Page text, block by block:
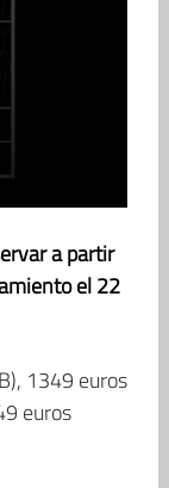
a partir
el 22
1349 euros
euros